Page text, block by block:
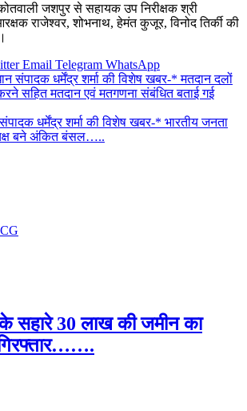
जशपुर से सहायक उप निरीक्षक श्री
राजेश्वर, शोभनाथ, हेमंत कुजूर, विनोद तिर्की की
Email Telegram WhatsApp
संपादक धर्मेंद्र शर्मा की विशेष खबर-* मतदान दलों
सहित मतदान एवं मतगणना संबंधित बताई गई
धर्मेंद्र शर्मा की विशेष खबर-* भारतीय जनता
बने अंकित बंसल…..
के सहारे 30 लाख की जमीन का
गिरफ्तार…….